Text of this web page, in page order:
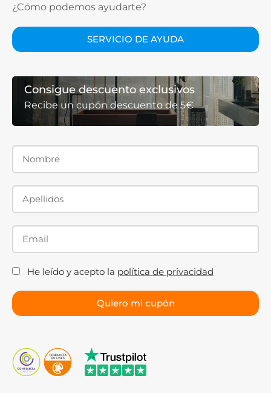
¿Cómo podemos ayudarte?
SERVICIO DE AYUDA
Consigue descuento exclusivos
Recibe un cupón descuento de 5€
He leído y acepto la política de privacidad